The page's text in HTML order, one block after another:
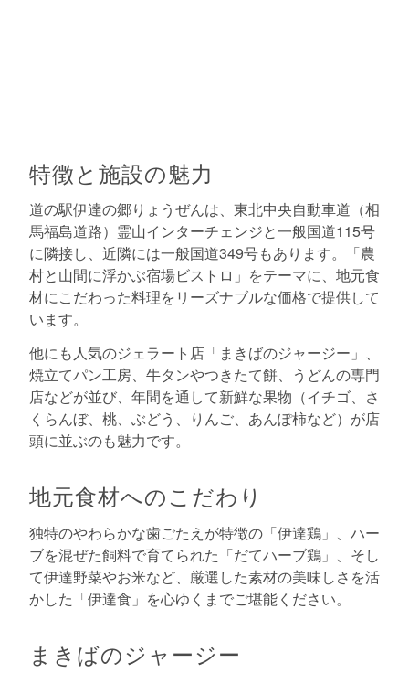
特徴と施設の魅力
道の駅伊達の郷りょうぜんは、東北中央自動車道（相
馬福島道路）霊山インターチェンジと一般国道115号
に隣接し、近隣には一般国道349号もあります。「農
村と山間に浮かぶ宿場ビストロ」をテーマに、地元食
材にこだわった料理をリーズナブルな価格で提供して
います。
他にも人気のジェラート店「まきばのジャージー」、
焼立てパン工房、牛タンやつきたて餅、うどんの専門
店などが並び、年間を通して新鮮な果物（イチゴ、さ
くらんぼ、桃、ぶどう、りんご、あんぽ柿など）が店
頭に並ぶのも魅力です。
地元食材へのこだわり
独特のやわらかな歯ごたえが特徴の「伊達鶏」、ハー
ブを混ぜた飼料で育てられた「だてハーブ鶏」、そし
て伊達野菜やお米など、厳選した素材の美味しさを活
かした「伊達食」を心ゆくまでご堪能ください。
まきばのジャージー